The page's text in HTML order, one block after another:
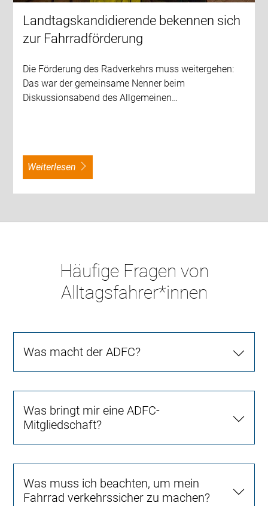
Landtagskandidierende bekennen sich
zur Fahrradförderung
Die Förderung des Radverkehrs muss weitergehen:
Das war der gemeinsame Nenner beim
Diskussionsabend des Allgemeinen…
weiterlesen
Häufige Fragen von
Alltagsfahrer*innen
Was macht der ADFC?
Was bringt mir eine ADFC-
Mitgliedschaft?
Was muss ich beachten, um mein
Fahrrad verkehrssicher zu machen?